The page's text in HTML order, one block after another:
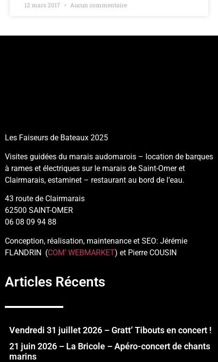
12 mars 2017 Aucun commentaire
Les Faiseurs de Bateaux 2025
Visites guidées du marais audomarois – location de barques
à rames et électriques sur le marais de Saint-Omer et
Clairmarais, estaminet – restaurant au bord de l’eau.
43 route de Clairmarais
62500 SAINT-OMER
06 08 09 94 88
Conception, réalisation, maintenance et SEO: Jérémie
FLANDRIN (COM’ WEBMARKET) et Pierre COUSIN
Articles Récents
Vendredi 31 juillet 2026 – Gratt’ Tibouts en concert !
21 juin 2026 – La Bricole – Apéro-concert de chants
marins